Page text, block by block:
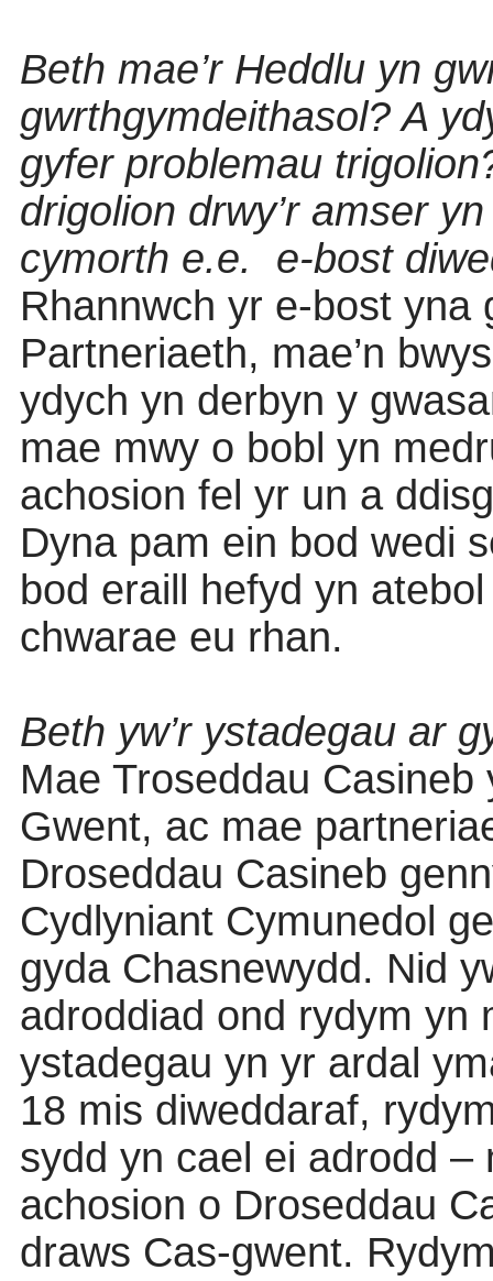
Beth mae’r Heddlu yn
gwrthgymdeithasol? A
gyfer problemau
drigolion drwy’r amser
cymorth e.e.
e-bost
Rhannwch yr e-bost yna
Partneriaeth, mae’n
ydych yn derbyn y
mae mwy o bobl yn
achosion fel yr un a
Dyna pam ein bod wedi
bod eraill hefyd yn
chwarae eu rhan.
Beth yw’r ystadegau ar
Mae Troseddau
Gwent, ac mae
Droseddau Casineb
Cydlyniant Cymunedol
gyda Chasnewydd. Nid
adroddiad ond rydym yn
ystadegau yn yr ardal
18 mis diweddaraf,
sydd yn cael ei adrodd –
achosion o Droseddau
draws Cas-gwent.